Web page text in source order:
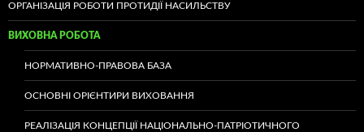
ОРГАНІЗАЦІЯ РОБОТИ ПРОТИДІЇ НАСИЛЬСТВУ
ВИХОВНА РОБОТА
НОРМАТИВНО-ПРАВОВА БАЗА
ОСНОВНІ ОРІЄНТИРИ ВИХОВАННЯ
РЕАЛІЗАЦІЯ КОНЦЕПЦІЇ НАЦІОНАЛЬНО-ПАТРІОТИЧНОГО